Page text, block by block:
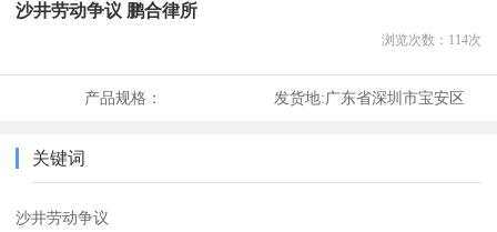
沙井劳动争议 鹏合律所
浏览次数： 114次
产品规格： 发货地:广东省深圳市宝安区
关键词
沙井劳动争议